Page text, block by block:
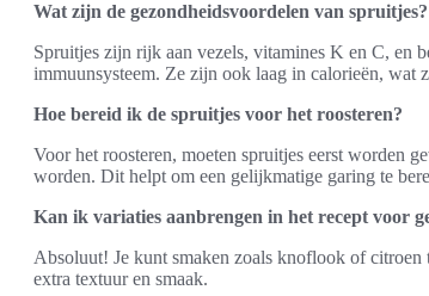
Wat zijn de gezondheidsvoordelen van spruitjes?
Spruitjes zijn rijk aan vezels, vitamines K en C, en
immuunsysteem. Ze zijn ook laag in calorieën, wat
Hoe bereid ik de spruitjes voor het roosteren?
Voor het roosteren, moeten spruitjes eerst worden
worden. Dit helpt om een gelijkmatige garing te
Kan ik variaties aanbrengen in het recept voor
Absoluut! Je kunt smaken zoals knoflook of
extra textuur en smaak.